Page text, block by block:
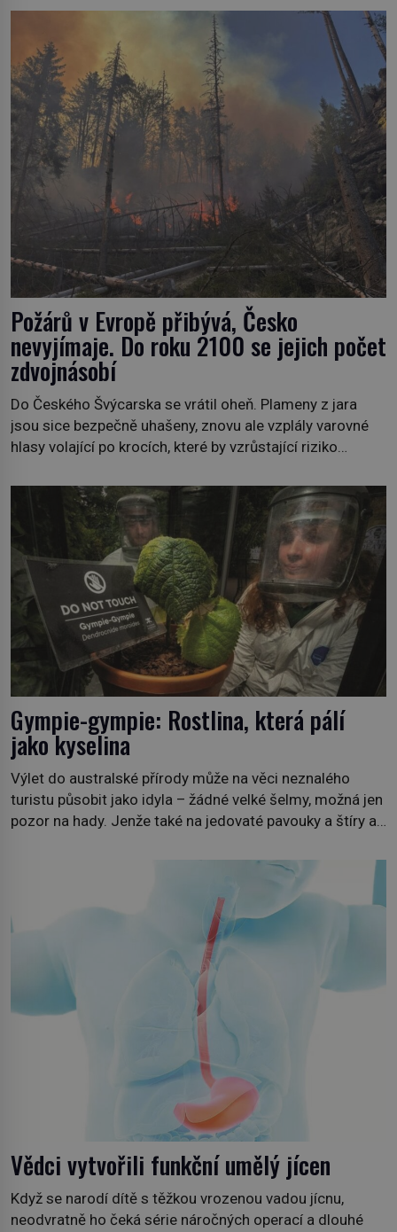
dokáže ovládat jen vývojově nesrovnatelně jednodušší
živočichy, než je člověk. Najít skutečné zombie není nic
nemožného ani v naší přírodě. […]
Požárů v Evropě přibývá, Česko
nevyjímaje. Do roku 2100 se jejich počet
zdvojnásobí
Do Českého Švýcarska se vrátil oheň. Plameny z jara
jsou sice bezpečně uhašeny, znovu ale vzplály varovné
hlasy volající po krocích, které by vzrůstající riziko
požáry už nejsou problémem pouze vzdáleného
Středomoří. S oteplujícím se klimatem, vysušenou
krajinou a desetiletími lidských zásahů se z nich stává
nový evropský normál […]
Gympie-gympie: Rostlina, která pálí
jako kyselina
Výlet do australské přírody může na věci neznalého
turistu působit jako idyla – žádné velké šelmy, možná jen
pozor na hady. Jenže také na jedovaté pavouky a štíry a
Stačí letmý dotyk a ozve se pronikavá bolest, která
Vědci vytvořili funkční umělý jícen
Když se narodí dítě s těžkou vrozenou vadou jícnu,
neodvratně ho čeká série náročných operací a dlouhé